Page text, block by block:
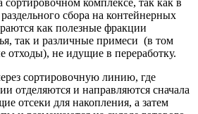
сбора на контейнерных
как полезные фракции
так и различные примеси (в том
отходы), не идущие в переработку.
сортировочную линию, где
отделяются и направляются сначала
отсеки для накопления, а затем